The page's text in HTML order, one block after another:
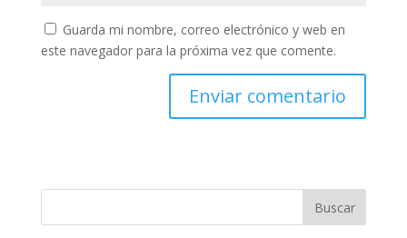
Guarda mi nombre, correo electrónico y web en
este navegador para la próxima vez que comente.